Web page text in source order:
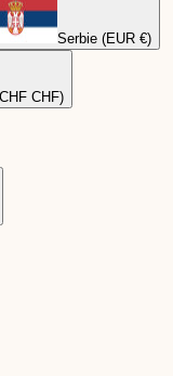
Serbie (EUR €)
CHF)